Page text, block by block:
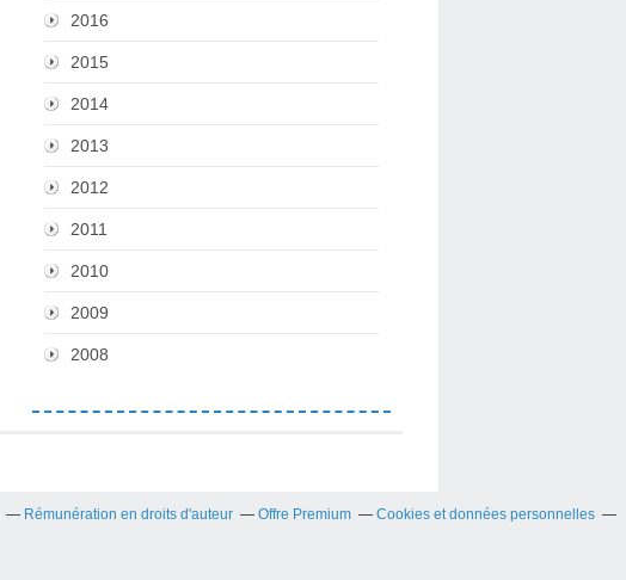
2016
2015
2014
2013
2012
2011
2010
2009
2008
Rémunération en droits d'auteur Offre Premium
Cookies et données personnelles